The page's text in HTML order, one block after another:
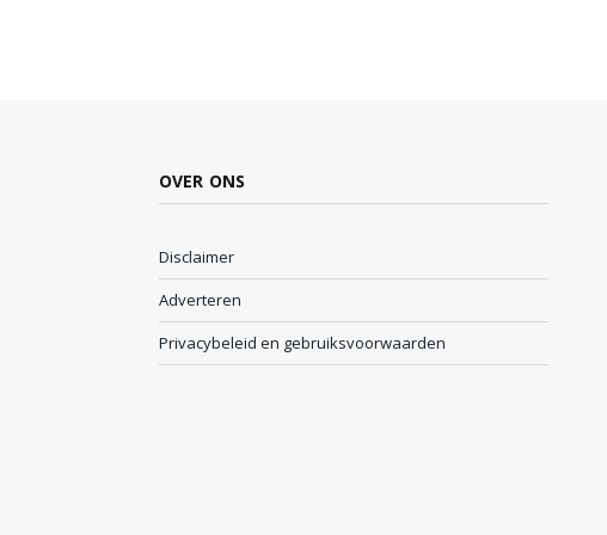
OVER ONS
Disclaimer
Adverteren
Privacybeleid en gebruiksvoorwaarden